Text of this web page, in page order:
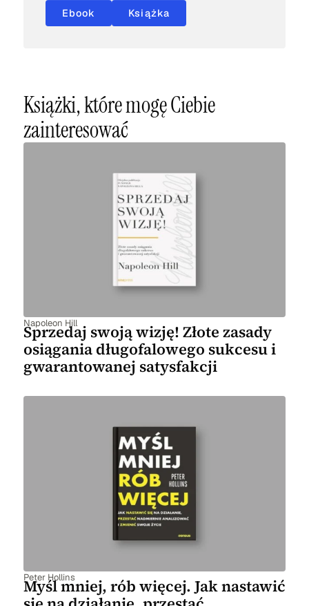
Ebook Książka
Książki, które mogę Ciebie
zainteresować
Napoleon Hill
Sprzedaj swoją wizję! Złote zasady
osiągania długofalowego sukcesu i
gwarantowanej satysfakcji
Peter Hollins
Myśl mniej, rób więcej. Jak nastawić